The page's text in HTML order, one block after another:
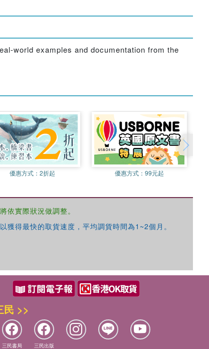
world examples and documentation from the
優惠方式：2折起 優惠方式：99元起
實際狀況做調整。
得最快的取貨速度，平均調貨時間為1~2個月。
民 >>
三民書局 三民出版